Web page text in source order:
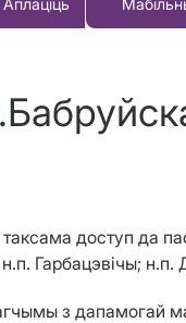
доступ да
Гарбацэвічы; н.п.
з дапамогай